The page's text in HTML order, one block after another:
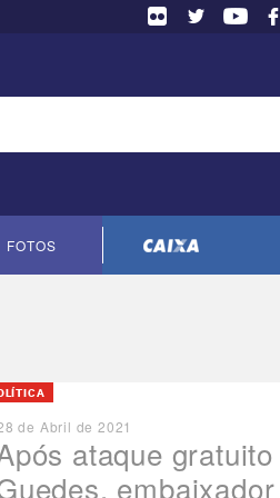
FOTOS Cópia do contrato
ataque
embaixador
de Abril de 2021